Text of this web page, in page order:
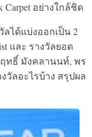
อย่างใกล้ชิด
ลได้แบ่งออกเป็น 2
และ รางวัลยอด
ทธิ์ มังคลานนท์, พร
วัลอะไรบ้าง สรุปผล